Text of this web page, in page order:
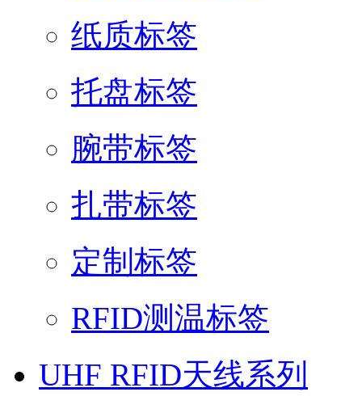
纸质标签
托盘标签
腕带标签
扎带标签
定制标签
RFID测温标签
UHF RFID天线系列